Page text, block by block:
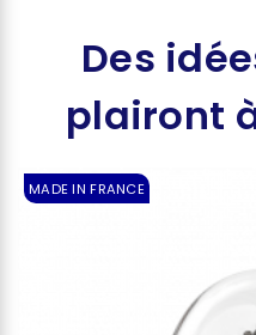
Des
plairont
MADE IN FRANCE